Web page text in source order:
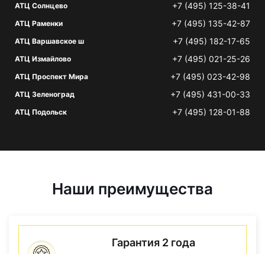
АТЦ Солнцево +7 (495) 125-38-41
АТЦ Раменки +7 (495) 135-42-87
АТЦ Варшавское ш +7 (495) 182-17-65
АТЦ Измайлово +7 (495) 021-25-26
АТЦ Проспект Мира +7 (495) 023-42-98
АТЦ Зеленоград +7 (495) 431-00-33
АТЦ Подольск +7 (495) 128-01-88
Наши преимущества
Гарантия 2 года